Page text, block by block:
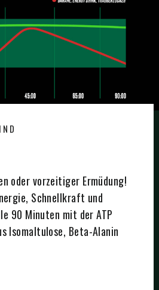
oder vorzeitiger Ermüdung!
Schnellkraft und
90 Minuten mit der ATP
Isomaltulose, Beta-Alanin